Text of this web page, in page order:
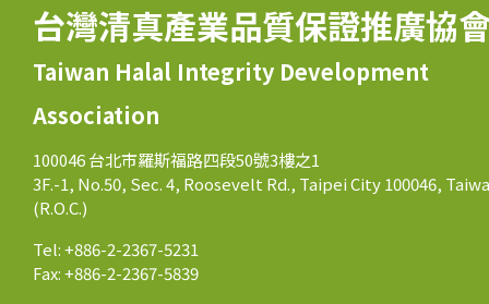
台灣清真產業品質保證推廣協
Taiwan Halal Integrity Development
Association
100046 台北市羅斯福路四段50號3樓之1
3F.-1, No.50, Sec. 4, Roosevelt Rd., Taipei City 100046,
(R.O.C.)
Tel: +886-2-2367-5231
Fax: +886-2-2367-5839